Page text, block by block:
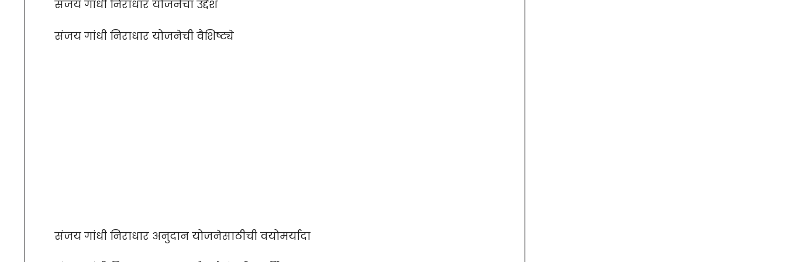
संजय गांधी निराधार योजनेचा उद्देश
संजय गांधी निराधार योजनेची वैशिष्ट्ये
संजय गांधी निराधार अनुदान योजनेसाठीची वयोमर्यादा